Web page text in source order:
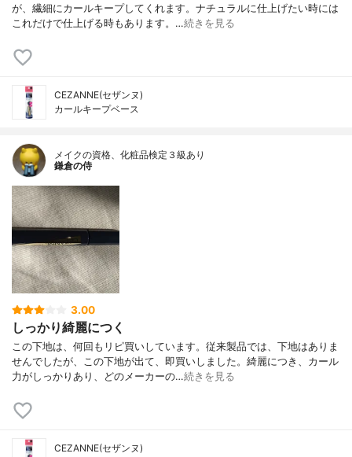
が、繊細にカールキープしてくれます。ナチュラルに仕上げたい時には
これだけで仕上げる時もあります。…続きを見る
CEZANNE(セザンヌ)
カールキープベース
メイクの資格、化粧品検定３級あり
鎌倉の侍
3.00
しっかり綺麗につく
この下地は、何回もリピ買いしています。従来製品では、下地はありま
せんでしたが、この下地が出て、即買いしました。綺麗につき、カール
力がしっかりあり、どのメーカーの…続きを見る
CEZANNE(セザンヌ)